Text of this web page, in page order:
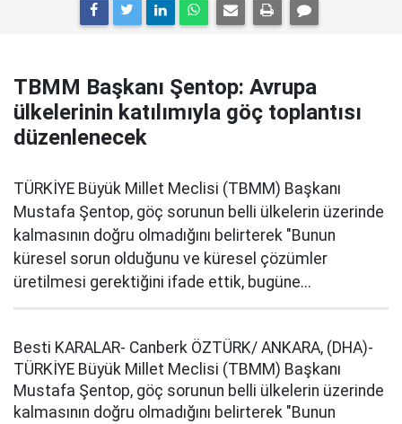
TBMM Başkanı Şentop: Avrupa
ülkelerinin katılımıyla göç toplantısı
düzenlenecek
TÜRKİYE Büyük Millet Meclisi (TBMM) Başkanı
Mustafa Şentop, göç sorunun belli ülkelerin üzerinde
kalmasının doğru olmadığını belirterek "Bunun
küresel sorun olduğunu ve küresel çözümler
üretilmesi gerektiğini ifade ettik, bugüne...
Besti KARALAR- Canberk ÖZTÜRK/ ANKARA, (DHA)-
TÜRKİYE Büyük Millet Meclisi (TBMM) Başkanı
Mustafa Şentop, göç sorunun belli ülkelerin üzerinde
kalmasının doğru olmadığını belirterek "Bunun